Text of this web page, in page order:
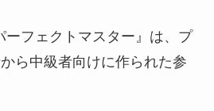
ーフェクトマスター』は、プ
ら中級者向けに作られた参